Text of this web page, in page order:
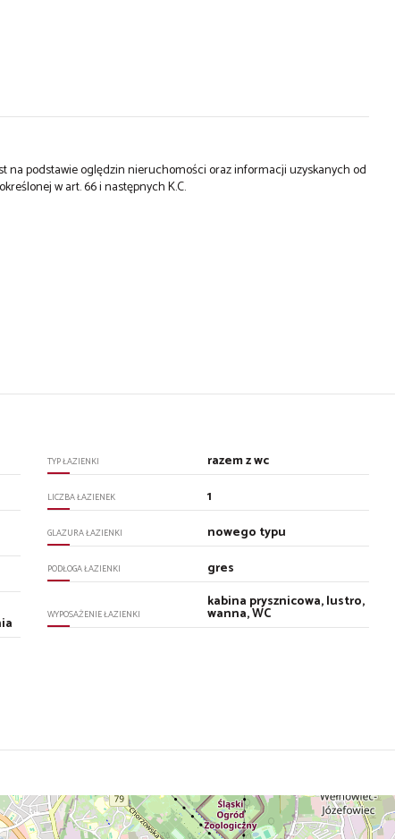
na podstawie oględzin nieruchomości oraz informacji uzyskanych od
w art. 66 i następnych K.C.
TYP ŁAZIENKI razem z wc
LICZBA ŁAZIENEK 1
GLAZURA ŁAZIENKI nowego typu
PODŁOGA ŁAZIENKI gres
WYPOSAŻENIE ŁAZIENKI
kabina prysznicowa, lustro,
wanna, WC